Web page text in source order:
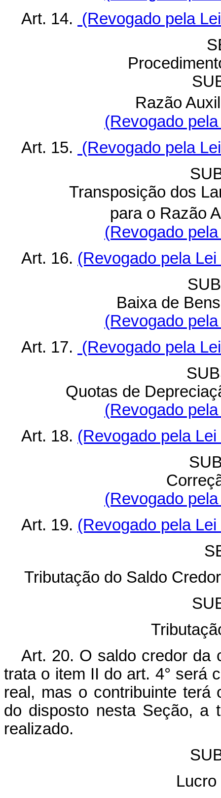
Art. 14.
(Revogado pela
Razão
(Revogado
Art. 15.
(Revogado pela
Transposição dos
para o Razão
(Revogado
Art. 16. (Revogado pela
Baixa de
(Revogado
Art. 17.
(Revogado pela
Quotas de
(Revogado
Art. 18. (Revogado pela
(Revogado
Art. 19. (Revogado pela
Tributação do Saldo
Art. 20. O saldo credor da
trata o item II do art. 4° será
real, mas o contribuinte terá
do disposto nesta Seção, a
realizado.